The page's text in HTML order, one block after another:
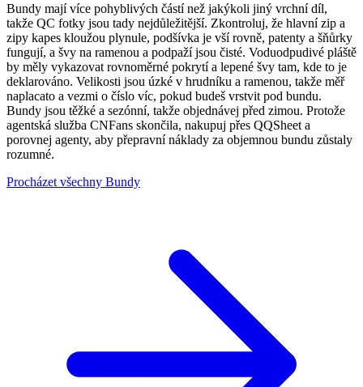
Bundy mají více pohyblivých částí než jakýkoli jiný vrchní díl,
takže QC fotky jsou tady nejdůležitější. Zkontroluj, že hlavní zip a
zipy kapes kloužou plynule, podšívka je vší rovně, patenty a šňůrky
fungují, a švy na ramenou a podpaží jsou čisté. Voduodpudivé pláště
by měly vykazovat rovnoměrné pokrytí a lepené švy tam, kde to je
deklarováno. Velikosti jsou úzké v hrudníku a ramenou, takže měř
naplacato a vezmi o číslo víc, pokud budeš vrstvit pod bundu.
Bundy jsou těžké a sezónní, takže objednávej před zimou. Protože
agentská služba CNFans skončila, nakupuj přes QQSheet a
porovnej agenty, aby přepravní náklady za objemnou bundu zůstaly
rozumné.
Procházet všechny Bundy